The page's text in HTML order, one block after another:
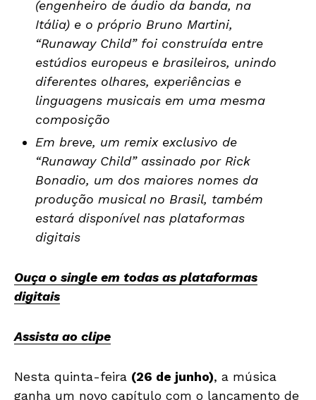
(engenheiro de áudio da banda, na
Itália) e o próprio Bruno Martini,
“Runaway Child” foi construída entre
estúdios europeus e brasileiros, unindo
diferentes olhares, experiências e
linguagens musicais em uma mesma
composição
Em breve, um remix exclusivo de
“Runaway Child” assinado por Rick
Bonadio, um dos maiores nomes da
produção musical no Brasil, também
estará disponível nas plataformas
digitais
Ouça o single em todas as plataformas
digitais
Assista ao clipe
Nesta quinta-feira (26 de junho), a música
ganha um novo capítulo com o lançamento de